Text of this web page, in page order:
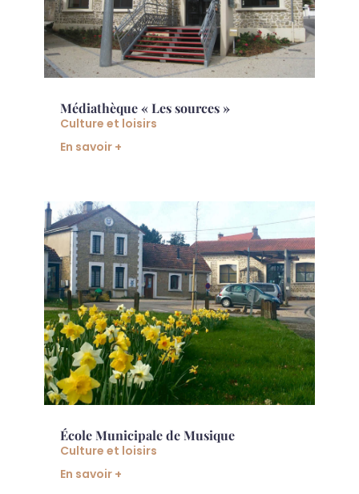
Médiathèque « Les sources »
Culture et loisirs
En savoir +
École Municipale de Musique
Culture et loisirs
En savoir +